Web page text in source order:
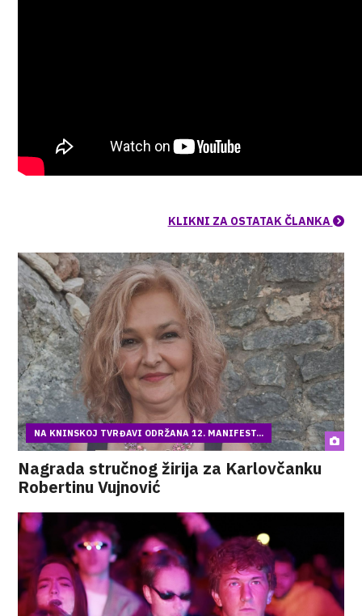
KLIKNI ZA OSTATAK ČLANKA
NA KNINSKOJ TVRĐAVI ODRŽANA 12. MANIFEST...
Nagrada stručnog žirija za Karlovčanku
Robertinu Vujnović